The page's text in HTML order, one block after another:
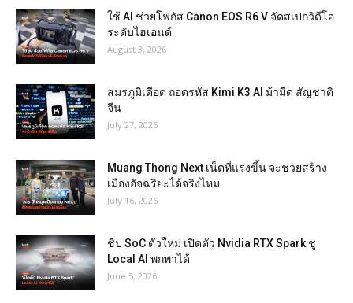
ใช้ AI ช่วยโฟกัส Canon EOS R6 V จัดสเปกวิดีโอ
ระดับไฮเอนด์
August 3, 2026
สมรภูมิเดือด ถอดรหัส Kimi K3 AI ม้ามืด สัญชาติ
จีน
July 27, 2026
Muang Thong Next เน็ตที่แรงขึ้น จะช่วยสร้าง
เมืองอัจฉริยะได้จริงไหม
July 16, 2026
ชิป SoC ตัวใหม่ เปิดตัว Nvidia RTX Spark ชู
Local AI พกพาได้
June 5, 2026